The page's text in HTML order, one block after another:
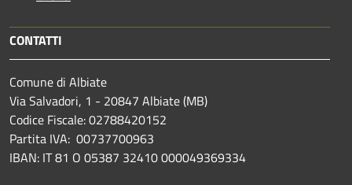
CONTATTI
Comune di Albiate
Via Salvadori, 1 - 20847 Albiate (MB)
Codice Fiscale: 02788420152
Partita IVA: 00737700963
IBAN: IT 81 O 05387 32410 000049369334